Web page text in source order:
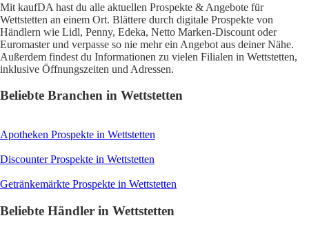
Mit kaufDA hast du alle aktuellen Prospekte & Angebote für
Wettstetten an einem Ort. Blättere durch digitale Prospekte von
Händlern wie Lidl, Penny, Edeka, Netto Marken-Discount oder
Euromaster und verpasse so nie mehr ein Angebot aus deiner Nähe.
Außerdem findest du Informationen zu vielen Filialen in Wettstetten,
inklusive Öffnungszeiten und Adressen.
Beliebte Branchen in Wettstetten
Apotheken Prospekte in Wettstetten
DiscounterProspekte in Wettstetten
Getränkemärkte Prospekte in Wettstetten
Beliebte Händler in Wettstetten